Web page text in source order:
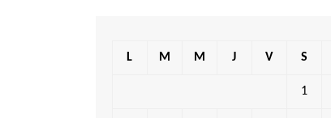
L M M J V S
1